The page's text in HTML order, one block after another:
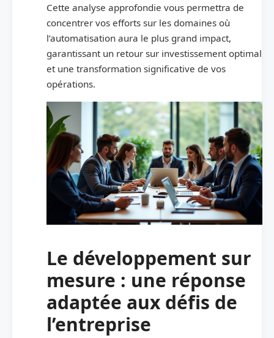
Cette analyse approfondie vous permettra de
concentrer vos efforts sur les domaines où
l’automatisation aura le plus grand impact,
garantissant un retour sur investissement optimal
et une transformation significative de vos
opérations.
Le développement sur
mesure : une réponse
adaptée aux défis de
l’entreprise